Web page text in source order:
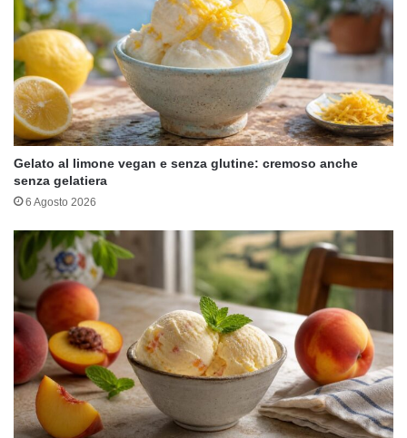
Gelato al limone vegan e senza glutine: cremoso anche
senza gelatiera
6 Agosto 2026